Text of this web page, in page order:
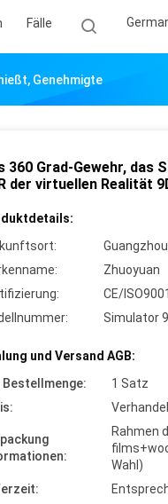
Fälle
Genehmigte
360 Grad-Gewehr, das
der virtuellen Realität
Guangzhou
Zhuoyuan
CE/
Simulator
und Versand AGB:
Bestellmenge:
1 Satz
Rahmen
Wahl)